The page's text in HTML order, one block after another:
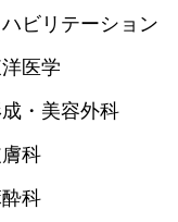
ハビリテーション
医学
・美容外科
科
科